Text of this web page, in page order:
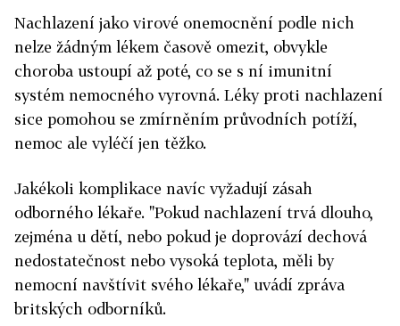
Nachlazení jako virové onemocnění podle nich
nelze žádným lékem časově omezit, obvykle
choroba ustoupí až poté, co se s ní imunitní
systém nemocného vyrovná. Léky proti nachlazení
sice pomohou se zmírněním průvodních potíží,
nemoc ale vyléčí jen těžko.
Jakékoli komplikace navíc vyžadují zásah
odborného lékaře. "Pokud nachlazení trvá dlouho,
zejména u dětí, nebo pokud je doprovází dechová
nedostatečnost nebo vysoká teplota, měli by
nemocní navštívit svého lékaře," uvádí zpráva
britských odborníků.